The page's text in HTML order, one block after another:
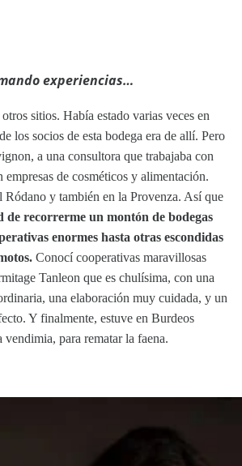
experiencias…
sitios. Había estado varias veces en
los socios de esta bodega era de allí. Pero
a una consultora que trabajaba con
empresas de cosméticos y alimentación.
Ródano y también en la Provenza. Así que
de recorrerme un montón de bodegas
enormes hasta otras escondidas
Conocí cooperativas maravillosas
Tanleon que es chulísima, con una
una elaboración muy cuidada, y un
Y finalmente, estuve en Burdeos
vendimia, para rematar la faena.